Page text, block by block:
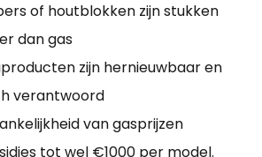
of houtblokken zijn stukken
dan gas
zijn hernieuwbaar en
verantwoord
van gasprijzen
tot wel €1000 per model.